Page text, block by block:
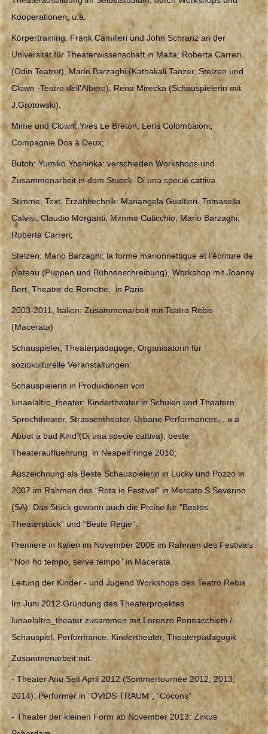
Der Traum von Pinocchio
Die Brücke und andere Geschichten
Mimi & Gaston - Der Körper im Spiel
Ökologische Aufklärung - Die Diktatur des Mülls
Theater und Anderssein - Die Trauminsel
TERMINE
BILDER
KONTAKT
Kooperationen, u.a.
Körpertraining: Frank Camilleri und John Schranz an der
Universität für Theaterwissenschaft in Malta; Roberta Carreri
(Odin Teatret), Mario Barzaghi (Kathakali Tanzer, Stelzen und
Clown -Teatro dell'Albero); Rena Mirecka (Schauspielerin mit
J.Grotowski).
Mime und Clown: Yves Le Breton, Leris Colombaioni,
Compagnie Dos à Deux;
Butoh: Yumiko Yoshioka: verschieden Workshops und
Zusammenarbeit in dem Stueck Di una specie cattiva.
Stimme, Text, Erzähltechnik: Mariangela Gualtieri, Tomasella
Calvisi, Claudio Morganti, Mimmo Cuticchio, Mario Barzaghi,
Roberta Carreri;
Stelzen: Mario Barzaghi; la forme marionnettique et l’écriture de
plateau (Puppen und Bühnenschreibung), Workshop mit Joanny
Bert, Theatre de Romette, in Paris.
2003-2011, Italien: Zusammenarbeit mit Teatro Rebis
(Macerata)
Schauspieler, Theaterpädagoge, Organisatorin für
soziokulturelle Veranstaltungen:
Schauspielerin in Produktionen von
lunaelaltro_theater: Kindertheater in Schulen und Theatern,
Sprechtheater, Strassentheater, Urbane Performances, , u.a
About a bad Kind (Di una specie cattiva), beste
Theaterauffuehrung in NeapelFringe 2010;
Auszeichnung als Beste Schauspielerin in Lucky und Pozzo in
2007 im Rahmen des “Rota in Festival” in Mercato S.Severino
(SA). Das Stück gewann auch die Preise für “Bestes
Theaterstück” und “Beste Regie”.
Premiere in Italien im November 2006 im Rahmen des Festivals
“Non ho tempo, serve tempo” in Macerata.
Leitung der Kinder - und Jugend Workshops des Teatro Rebis.
Im Juni 2012 Gründung des Theaterprojektes
lunaelaltro_theater zusammen mit Lorenzo Pennacchietti /
Schauspiel, Performance, Kindertheater, Theaterpädagogik
Zusammenarbeit mit:
- Theater Anu Seit April 2012 (Sommertournée 2012, 2013,
2014): Performer in “OVIDS TRAUM”, “Cocons”
- Theater der kleinen Form ab November 2013: Zirkus